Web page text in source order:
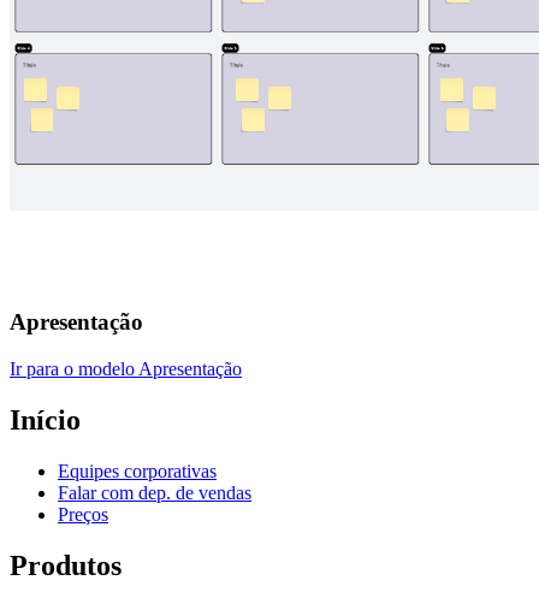
Apresentação
Ir para o modelo Apresentação
Início
Equipes corporativas
Falar com dep. de vendas
Preços
Produtos